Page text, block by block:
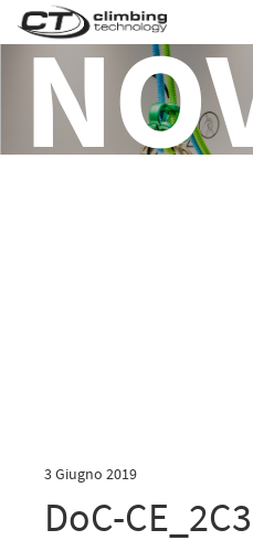
3 Giugno 2019
DoC-